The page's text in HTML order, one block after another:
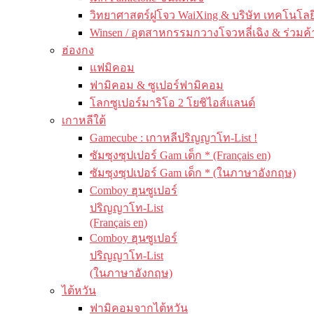
วิทยาศาสตร์ฝูโจว WaiXing & บริษัท เทคโนโล
Winsen / อุตสาหกรรมกวางโจวหลี่เฉิง & ร่วมค้
ฮ่องกง
แฟมิคอม
ฟามิคอม & ซูเปอร์ฟามิคอม
โลกซูเปอร์มาริโอ 2 โยชิไอส์แลนด์
เกาหลีใต้
Gamecube : เกาหลีปริญญาโท-List !
ซัมซุงซุปเปอร์ Gam เด็ก * (Français en)
ซัมซุงซุปเปอร์ Gam เด็ก * (ในภาษาอังกฤษ)
Comboy ฮุนซูเปอร์
ปริญญาโท-List
(Français en)
Comboy ฮุนซูเปอร์
ปริญญาโท-List
(ในภาษาอังกฤษ)
ไต้หวัน
ฟามิคอมจากไต้หวัน